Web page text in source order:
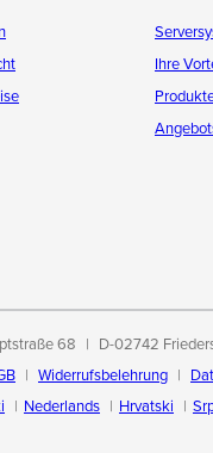
Ihre
68 D-02742
Widerrufsbelehrung
Nederlands Hrvatski